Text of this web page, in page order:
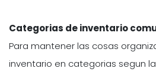
Categorias de inventario
Para mantener las cosas
inventario en categorias segun